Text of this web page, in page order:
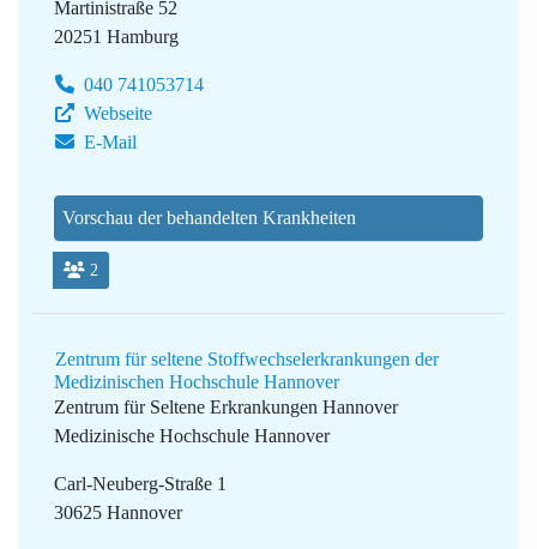
Martinistraße 52
20251 Hamburg
040 741053714
Webseite
E-Mail
Vorschau der behandelten Krankheiten
2
Zentrum für seltene Stoffwechselerkrankungen der
Medizinischen Hochschule Hannover
Zentrum für Seltene Erkrankungen Hannover
Medizinische Hochschule Hannover
Carl-Neuberg-Straße 1
30625 Hannover